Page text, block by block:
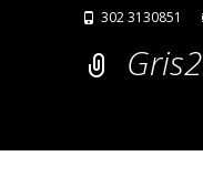
302 3130851
Gris2